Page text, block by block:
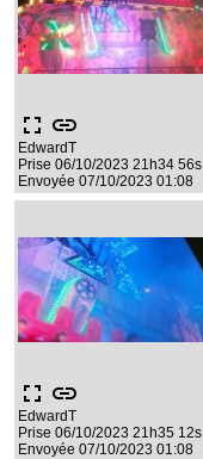
fullscreen link
EdwardT
Prise 06/10/2023 21h34 56s
Envoyée 07/10/2023 01:08
fullscreen link
EdwardT
Prise 06/10/2023 21h35 12s
Envoyée 07/10/2023 01:08